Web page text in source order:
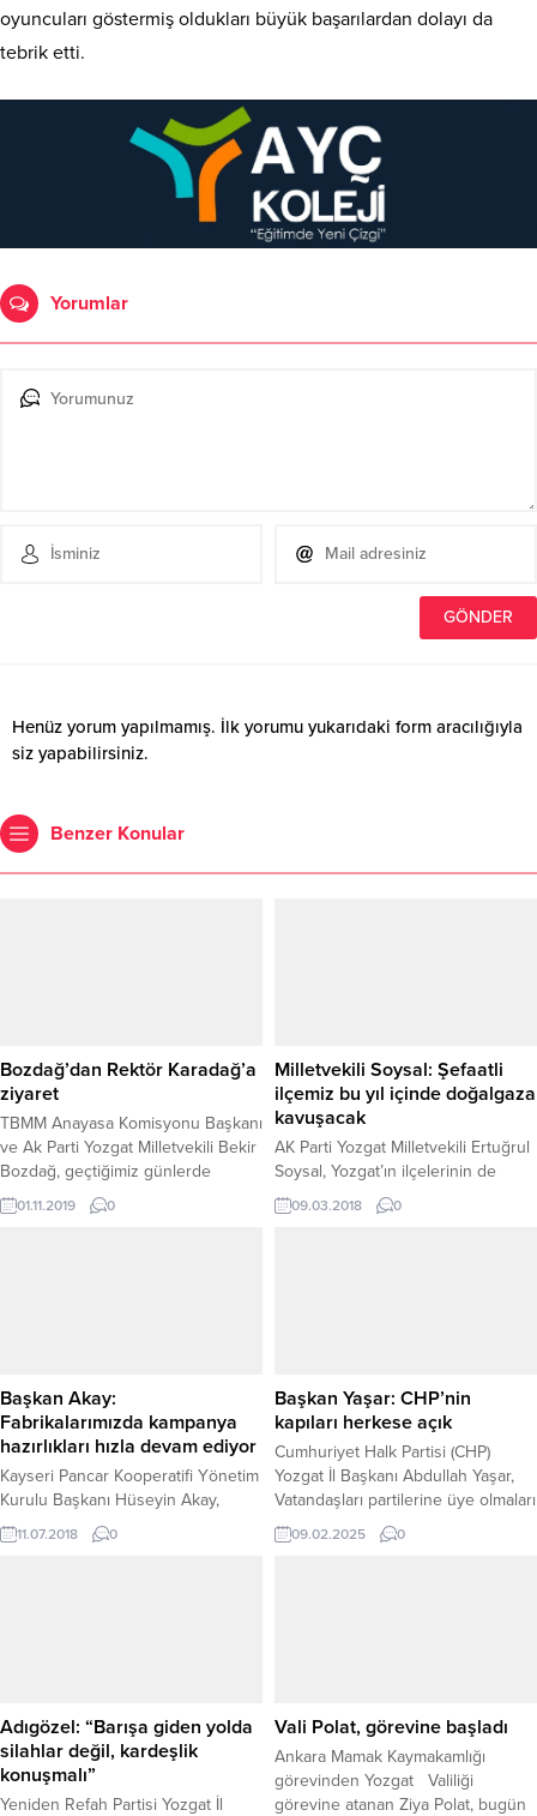
oyuncuları göstermiş oldukları büyük başarılardan dolayı da
tebrik etti.
Yorumlar
Henüz yorum yapılmamış. İlk yorumu yukarıdaki form aracılığıyla
siz yapabilirsiniz.
Benzer Konular
Bozdağ’dan Rektör Karadağ’a
ziyaret
TBMM Anayasa Komisyonu Başkanı
ve Ak Parti Yozgat Milletvekili Bekir
Bozdağ, geçtiğimiz günlerde
meydana gelen trafik kazasında
yaralanan öğrencilerin durumu
01.11.2019 0
Milletvekili Soysal: Şefaatli
ilçemiz bu yıl içinde doğalgaza
kavuşacak
AK Parti Yozgat Milletvekili Ertuğrul
Soysal, Yozgat’ın ilçelerinin de
doğalgaza kavuşması yönünde
ciddi çalışma içerisinde olduklarını
09.03.2018 0
Başkan Akay:
Fabrikalarımızda kampanya
hazırlıkları hızla devam ediyor
Kayseri Pancar Kooperatifi Yönetim
Kurulu Başkanı Hüseyin Akay,
Kayseri, Boğazlıyan Şeker
Fabrikalarının yanı sıra Turhal Şeker
11.07.2018 0
Başkan Yaşar: CHP’nin
kapıları herkese açık
Cumhuriyet Halk Partisi (CHP)
Yozgat İl Başkanı Abdullah Yaşar,
Vatandaşları partilerine üye olmaları
ve Cumhuriyet Halk Partisi’nin
değişim sürecine katkı sağlamaları
yapılan saha çalışmalarının
değerlendirilmesi amacıyla...
09.02.2025 0
Adıgözel: “Barışa giden yolda
silahlar değil, kardeşlik
konuşmalı”
Yeniden Refah Partisi Yozgat İl
Vali Polat, görevine başladı
Ankara Mamak Kaymakamlığı
görevinden Yozgat Valiliği
görevine atanan Ziya Polat, bugün